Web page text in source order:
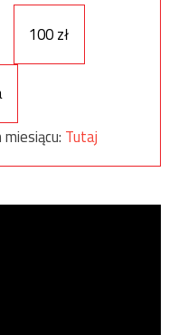
100 zł
Tutaj